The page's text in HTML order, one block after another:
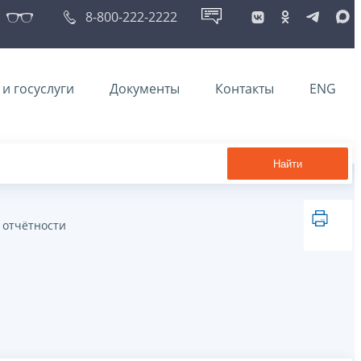
8-800-222-2222
госуслуги Документы Контакты ENG
Найти